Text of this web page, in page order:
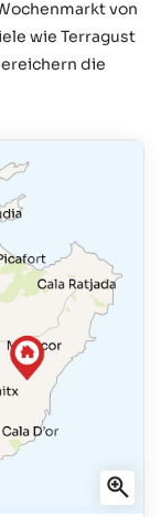
von
wie Terragust
die